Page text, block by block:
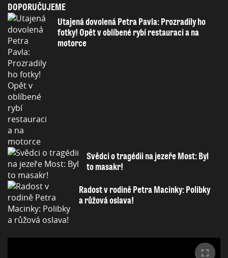
DOPORUČUJEME
Utajená dovolená Petra Pavla: Prozradily ho
fotky! Opět v oblíbené rybí restauraci a na
motorce
Svědci o tragédii na jezeře Most: Byl
to masakr!
Radost v rodině Petra Macinky: Polibky
a růžová oslava!